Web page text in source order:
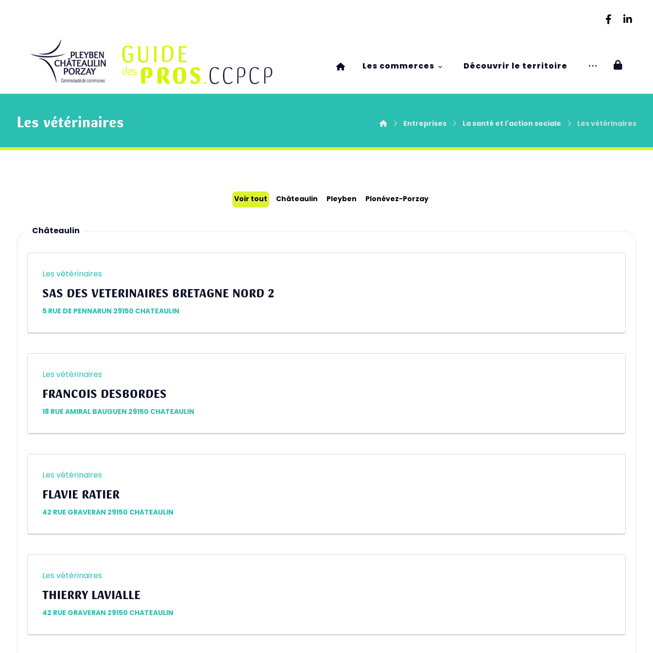
Les commerces Découvrir le territoire
Les vétérinaires Entreprises La santé et l'action sociale Les vétérinaires
Voir tout Châteaulin Pleyben Plonévez-Porzay
Châteaulin
Les vétérinaires
SAS DES VETERINAIRES BRETAGNE NORD 2
5 RUE DE PENNARUN 29150 CHATEAULIN
Les vétérinaires
FRANCOIS DESBORDES
18 RUE AMIRAL BAUGUEN 29150 CHATEAULIN
Les vétérinaires
FLAVIE RATIER
42 RUE GRAVERAN 29150 CHATEAULIN
Les vétérinaires
THIERRY LAVIALLE
42 RUE GRAVERAN 29150 CHATEAULIN